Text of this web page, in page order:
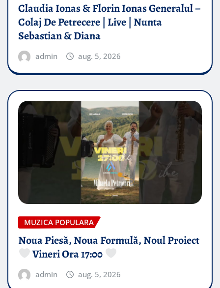
Claudia Ionas & Florin Ionas Generalul –
Colaj De Petrecere | Live | Nunta
Sebastian & Diana
admin aug. 5, 2026
MUZICA POPULARA
Noua Piesă, Noua Formulă, Noul Proiect
Vineri Ora 17:00
admin aug. 5, 2026